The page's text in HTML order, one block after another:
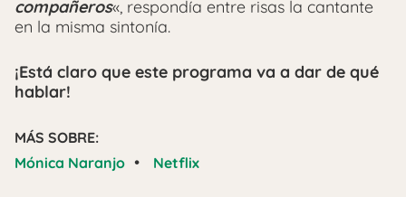
compañeros«, respondía entre risas la cantante
en la misma sintonía.
¡Está claro que este programa va a dar de qué
hablar!
MÁS SOBRE:
Mónica Naranjo • Netflix